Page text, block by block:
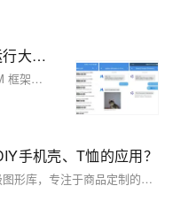
MNN-LLM App：在手机上离线运行大模型，阿里巴巴开源基于 MNN-LLM 框架开发的手机 AI 助手应用
MNN-LLM App 是阿里巴巴基于 MNN-LLM 框架开发的 Android 应用，支持多模态交互、多种主流模型选择、离线运行及性能优化。
手机壳、T恤的应用？
DIY.JS 是一款基于原生 Canvas 的业务级图形库，专注于商品定制的图形交互功能，帮助开发者轻松实现个性化设计。适用于 T 恤、手机壳等多种商品场景。它自带丰富功能，无需从零构建，快速集成到项目中。通过创建舞台、添加模型、定义 DIY 区域和添加素材四个步骤即可完成基础用法。支持在线演示体验，文档详细，易上手。